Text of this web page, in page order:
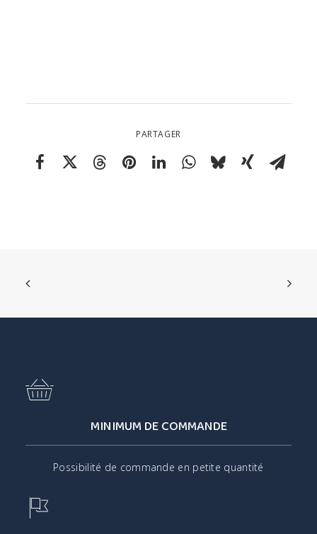
PARTAGER
MINIMUM DE COMMANDE
Possibilité de commande en petite quantité